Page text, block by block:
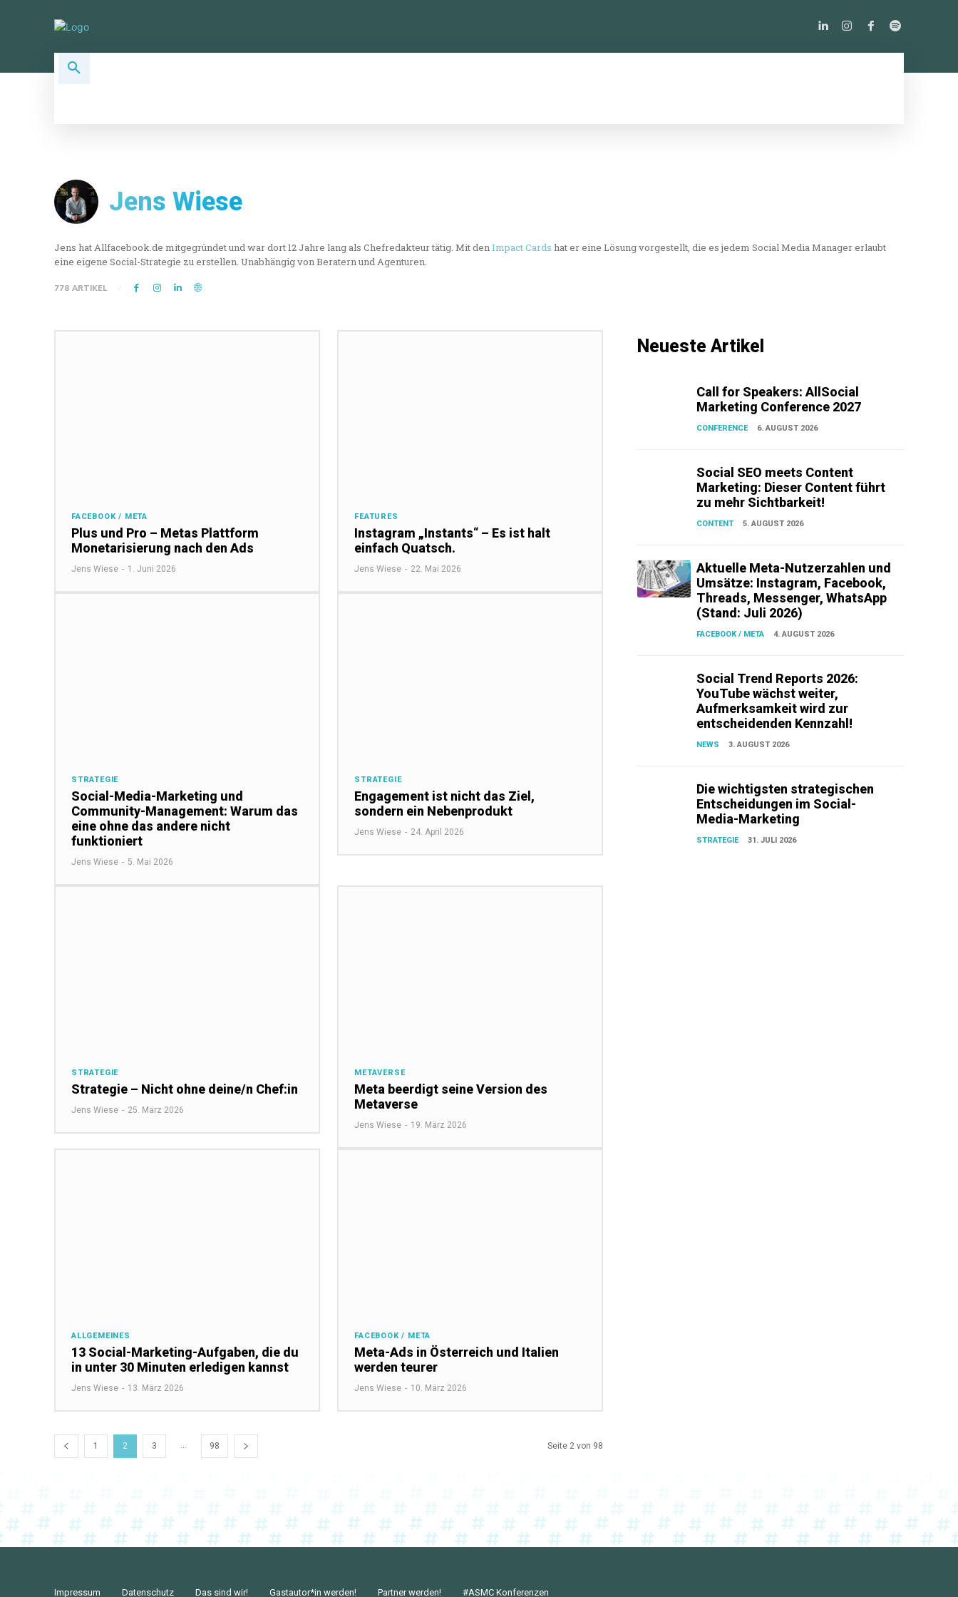
Jens Wiese
Jens hat Allfacebook.de mitgegründet und war dort 12 Jahre lang als Chefredakteur tätig. Mit denImpact Cards hat er eine Lösung vorgestellt, die es jedem Social Media Manager erlaubt
eine eigene Social-Strategie zu erstellen. Unabhängig von Beratern und Agenturen.
778 ARTIKEL
FACEBOOK / META
Plus und Pro – Metas Plattform
Monetarisierung nach den Ads
Jens Wiese - 1. Juni 2026
FEATURES
Instagram „Instants“ – Es ist halt
einfach Quatsch.
Jens Wiese - 22. Mai 2026
STRATEGIE
Social-Media-Marketing und
Community-Management: Warum das
eine ohne das andere nicht
funktioniert
Jens Wiese - 5. Mai 2026
STRATEGIE
Engagement ist nicht das Ziel,
sondern ein Nebenprodukt
Jens Wiese - 24. April 2026
STRATEGIE
Strategie – Nicht ohne deine/n Chef:in
Jens Wiese - 25. März 2026
METAVERSE
Meta beerdigt seine Version des
Metaverse
Jens Wiese - 19. März 2026
ALLGEMEINES
13 Social-Marketing-Aufgaben, die du
in unter 30 Minuten erledigen kannst
Jens Wiese - 13. März 2026
FACEBOOK / META
Meta-Ads in Österreich und Italien
werden teurer
Jens Wiese - 10. März 2026
1 2 3 ... 98 Seite 2 von 98
Neueste Artikel
Call for Speakers: AllSocial
Marketing Conference 2027
CONFERENCE 6. AUGUST 2026
Social SEO meets Content
Marketing: Dieser Content führt
zu mehr Sichtbarkeit!
CONTENT 5. AUGUST 2026
Aktuelle Meta-Nutzerzahlen und
Umsätze: Instagram, Facebook,
Threads, Messenger, WhatsApp
(Stand: Juli 2026)
FACEBOOK / META 4. AUGUST 2026
Social Trend Reports 2026:
YouTube wächst weiter,
Aufmerksamkeit wird zur
entscheidenden Kennzahl!
NEWS 3. AUGUST 2026
Die wichtigsten strategischen
Entscheidungen im Social-
Media-Marketing
STRATEGIE 31. JULI 2026
Impressum Datenschutz Das sind wir! Gastautor*in werden! Partner werden! #ASMC Konferenzen